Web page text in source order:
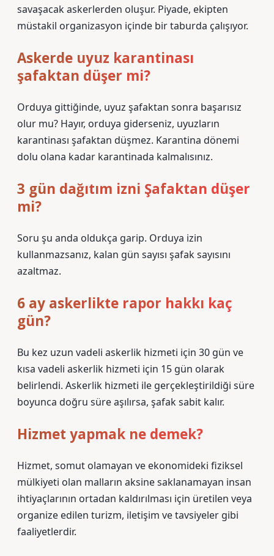
savaşacak askerlerden oluşur. Piyade, ekipten
müstakil organizasyon içinde bir taburda çalışıyor.
Askerde uyuz karantinası
şafaktan düşer mi?
Orduya gittiğinde, uyuz şafaktan sonra başarısız
olur mu? Hayır, orduya giderseniz, uyuzların
karantinası şafaktan düşmez. Karantina dönemi
dolu olana kadar karantinada kalmalısınız.
3 gün dağıtım izni Şafaktan düşer
mi?
Soru şu anda oldukça garip. Orduya izin
kullanmazsanız, kalan gün sayısı şafak sayısını
azaltmaz.
6 ay askerlikte rapor hakkı kaç
gün?
Bu kez uzun vadeli askerlik hizmeti için 30 gün ve
kısa vadeli askerlik hizmeti için 15 gün olarak
belirlendi. Askerlik hizmeti ile gerçekleştirildiği süre
boyunca doğru süre aşılırsa, şafak sabit kalır.
Hizmet yapmak ne demek?
Hizmet, somut olamayan ve ekonomideki fiziksel
mülkiyeti olan malların aksine saklanamayan insan
ihtiyaçlarının ortadan kaldırılması için üretilen veya
organize edilen turizm, iletişim ve tavsiyeler gibi
faaliyetlerdir.